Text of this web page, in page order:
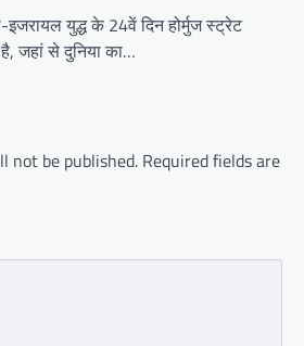
युद्ध के 24वें दिन होर्मुज स्ट्रेट
जहां से दुनिया का…
not be published. Required fields are